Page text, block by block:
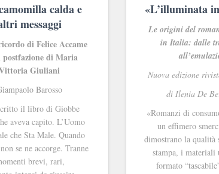
calda e
messaggi
di Felice Accame
postfazione di Maria
Giuliani
Barosso
il libro di Giobbe
aveva capito. L’Uomo
che Sta Male. Quando
se ne accorge. Tranne
brevi, rari,
«L’illuminata
Le origini del
in Italia: dalle
Nuova edizione
di Ilenia De
«Romanzi di
un effimero
dimostrano la qualità
stampa, i
formato